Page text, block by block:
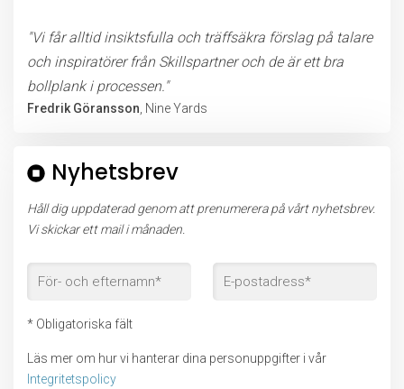
"Vi får alltid insiktsfulla och träffsäkra förslag på talare
och inspiratörer från Skillspartner och de är ett bra
bollplank i processen."
Fredrik Göransson , Nine Yards
Nyhetsbrev
Håll dig uppdaterad genom att prenumerera på vårt nyhetsbrev.
Vi skickar ett mail i månaden.
* Obligatoriska fält
Läs mer om hur vi hanterar dina personuppgifter i vår
Integritetspolicy